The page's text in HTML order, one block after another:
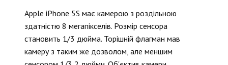
Apple iPhone 5S має камерою з роздільною
здатністю 8 мегапікселів. Розмір сенсора
становить 1/3 дюйма. Торішній флагман мав
камеру з таким же дозволом, але меншим